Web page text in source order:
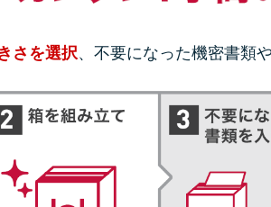
さを選択、不要になった機密書類